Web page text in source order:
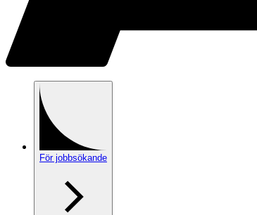
För jobbsökande